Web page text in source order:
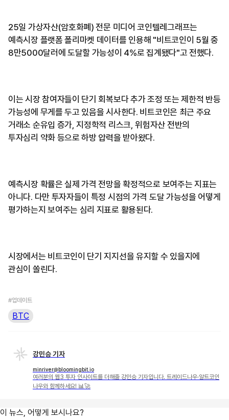
25일 가상자산(암호화폐) 전문 미디어 코인텔레그래프는
예측시장 플랫폼 폴리마켓 데이터를 인용해 "비트코인이 5월 중
8만5000달러에 도달할 가능성이 4%로 집계됐다"고 전했다.
이는 시장 참여자들이 단기 회복보다 추가 조정 또는 제한적 반등
가능성에 무게를 두고 있음을 시사한다. 비트코인은 최근 주요
거래소 순유입 증가, 지정학적 리스크, 위험자산 전반의
투자심리 약화 등으로 하방 압력을 받아왔다.
예측시장 확률은 실제 가격 전망을 확정적으로 보여주는 지표는
아니다. 다만 투자자들이 특정 시점의 가격 도달 가능성을 어떻게
평가하는지 보여주는 심리 지표로 활용된다.
시장에서는 비트코인이 단기 지지선을 유지할 수 있을지에
관심이 쏠린다.
#업데이트
BTC
강민승 기자
minriver@bloomingbit.io
여러분의 웹3 투자 인사이트를 더해줄 강민승 기자입니다. 트레이드나우·알트코인
나우와 함께하세요! 📊🚀
이 뉴스, 어떻게 보시나요?